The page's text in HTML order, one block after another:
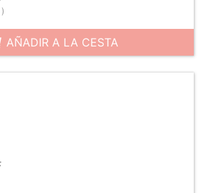
)
AÑADIR A LA CESTA